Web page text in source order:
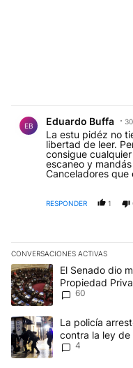
EB Eduardo Buffa
La estu pidéz no
libertad de leer.
consigue
escaneo y
Canceladores que
favor de los ase
niños y
obra: Mein
RESPONDER 1
CONVERSACIONES ACTIVAS
Este listado muestra los
Un artículo de tendencia
El Senado dio
Propiedad
Ley del Manejo
60
Un artículo de tendencia
La policía
contra la ley
heridos
4